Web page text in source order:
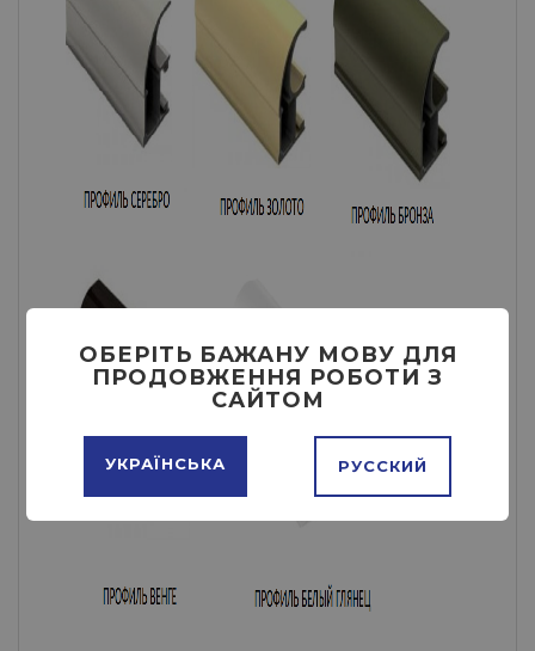
ОБЕРІТЬ БАЖАНУ МОВУ ДЛЯ
ПРОДОВЖЕННЯ РОБОТИ З
САЙТОМ
УКРАЇНСЬКА РУССКИЙ